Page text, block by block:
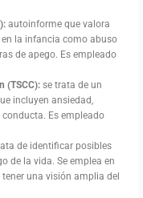
autoinforme que valora
la infancia como abuso
de apego. Es empleado
(TSCC): se trata de un
incluyen ansiedad,
Es empleado
de identificar posibles
de la vida. Se emplea en
una visión amplia del